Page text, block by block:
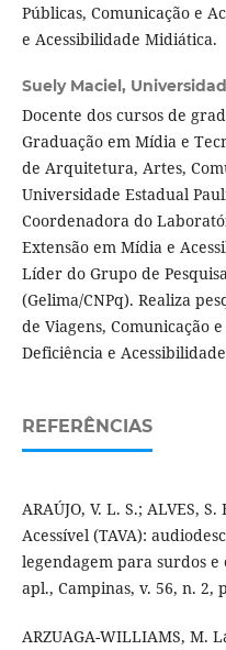
Públicas, Comunicação e
e Acessibilidade Midiática.
Suely Maciel,
Docente dos cursos de
Graduação em Mídia e
de Arquitetura, Artes,
Universidade Estadual
Coordenadora do
Extensão em Mídia e
Líder do Grupo de
(Gelima/CNPq). Realiza
de Viagens, Comunicação
Deficiência e
REFERÊNCIAS
ARAÚJO, V. L. S.; ALVES,
Acessível (TAVA):
legendagem para surdos
apl., Campinas, v. 56, n. 2,
ARZUAGA-WILLIAMS, M.